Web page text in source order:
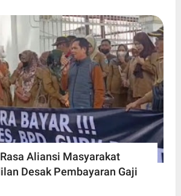
Aliansi Masyarakat
Desak Pembayaran Gaji